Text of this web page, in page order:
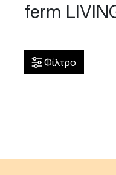
ferm
Φίλτρο